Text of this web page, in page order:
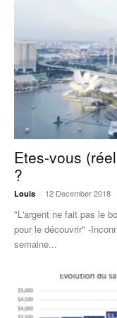
Etes-vous
?
Louis - 12 December 2018
"L'argent ne fait pas le
pour le découvrir" -
semaine...